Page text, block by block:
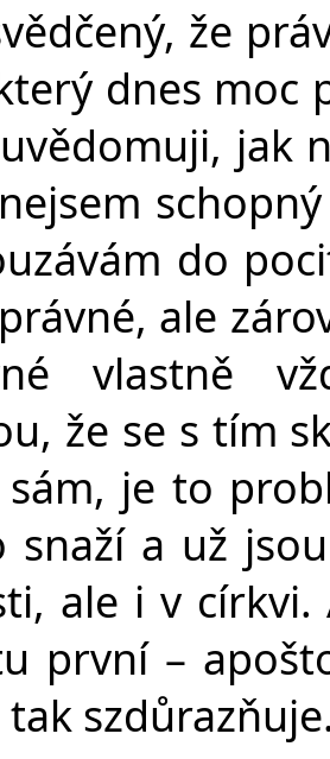
že
dnes moc
jak
do
ale
vlastně
že se s tím
je to
snaží a už
ale i v
první –